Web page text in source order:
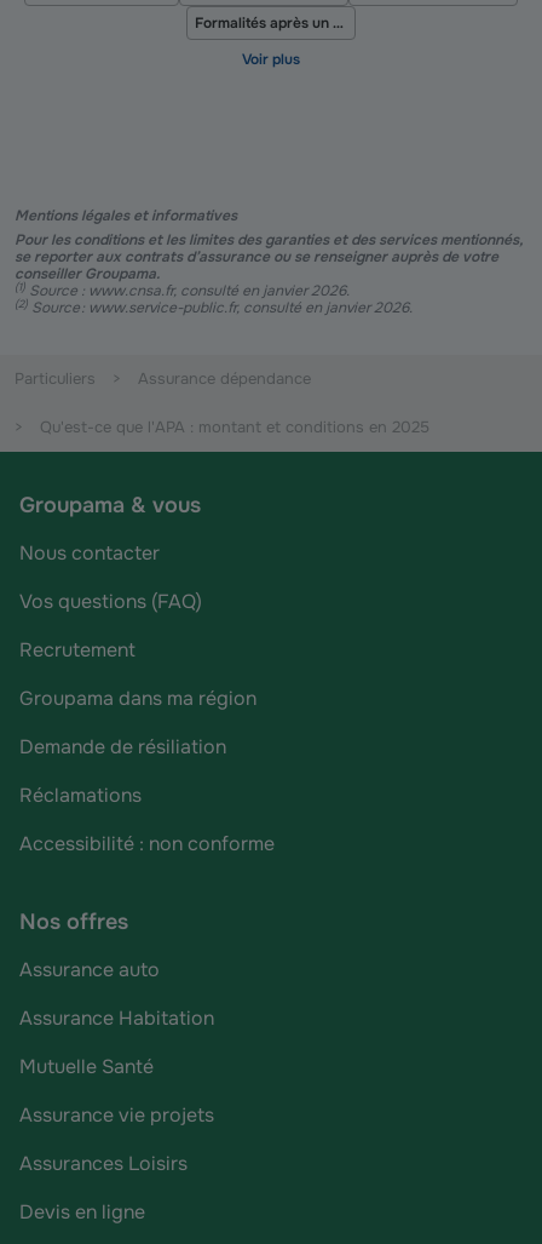
Formalités après un décès
Mentions légales et informatives
Pour les conditions et les limites des garanties et des services mentionnés,
se reporter aux contrats d’assurance ou se renseigner auprès de votre
conseiller Groupama.
(1) Source : www.cnsa.fr, consulté en janvier 2026.
(2) Source : www.service-public.fr, consulté en janvier 2026.
Particuliers Assurance dépendance
Qu'est-ce que l'APA : montant et conditions en 2025
Groupama & vous
Nous contacter
Vos questions (FAQ)
Recrutement
Groupama dans ma région
Demande de résiliation
Réclamations
Accessibilité : non conforme
Nos offres
Assurance auto
Assurance Habitation
Mutuelle Santé
Assurance vie projets
Assurances Loisirs
Devis en ligne